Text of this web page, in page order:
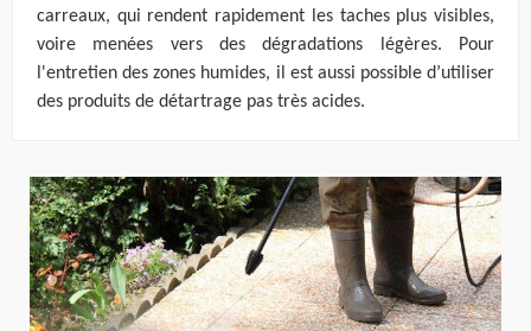
carreaux, qui rendent rapidement les taches plus visibles,
voire menées vers des dégradations légères. Pour
l'entretien des zones humides, il est aussi possible d’utiliser
des produits de détartrage pas très acides.